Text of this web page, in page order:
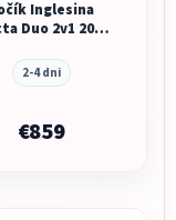
Inglesina
Duo 2v1 2026
2-4 dni
€859